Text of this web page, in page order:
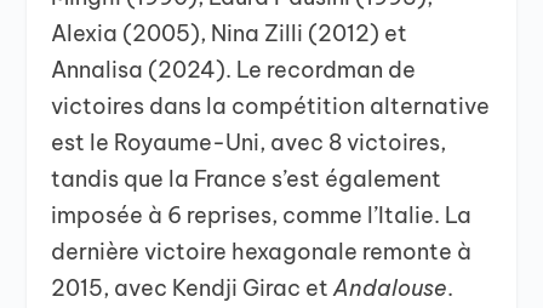
Alexia (2005), Nina Zilli (2012) et
Annalisa (2024). Le recordman de
victoires dans la compétition alternative
est le Royaume-Uni, avec 8 victoires,
tandis que la France s’est également
imposée à 6 reprises, comme l’Italie. La
dernière victoire hexagonale remonte à
2015, avec Kendji Girac etAndalouse.